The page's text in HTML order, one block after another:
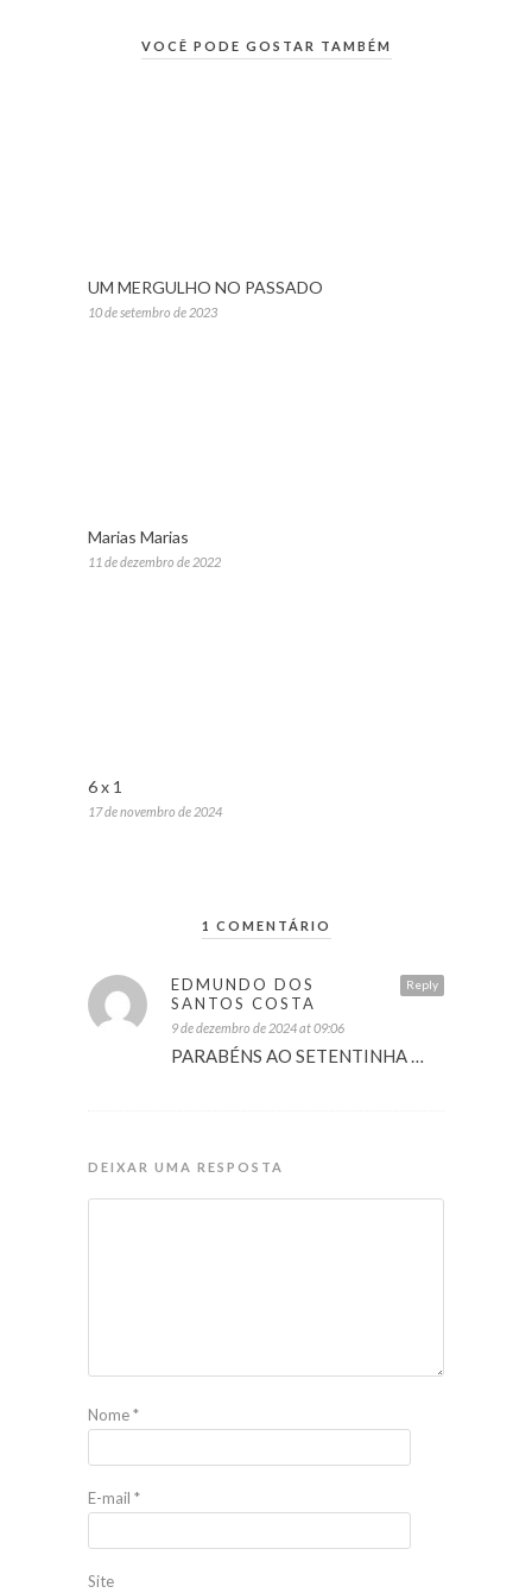
VOCÊ PODE GOSTAR TAMBÉM
UM MERGULHO NO PASSADO
10 de setembro de 2023
Marias Marias
11 de dezembro de 2022
6 x 1
17 de novembro de 2024
1 COMENTÁRIO
Reply
EDMUNDO DOS
SANTOS COSTA
9 de dezembro de 2024 at 09:06
PARABÉNS AO SETENTINHA …
DEIXAR UMA RESPOSTA
Nome*
E-mail *
Site